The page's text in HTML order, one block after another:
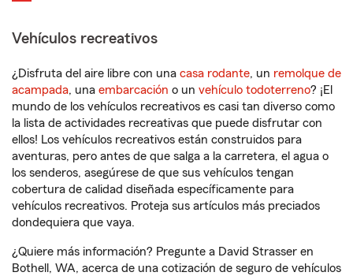
Vehículos recreativos
¿Disfruta del aire libre con una casa rodante, un remolque de
acampada, una embarcación o un vehículo todoterreno? ¡El
mundo de los vehículos recreativos es casi tan diverso como
la lista de actividades recreativas que puede disfrutar con
ellos! Los vehículos recreativos están construidos para
aventuras, pero antes de que salga a la carretera, el agua o
los senderos, asegúrese de que sus vehículos tengan
cobertura de calidad diseñada específicamente para
vehículos recreativos. Proteja sus artículos más preciados
dondequiera que vaya.
¿Quiere más información? Pregunte a David Strasser en
Bothell, WA, acerca de una cotización de seguro de vehículos